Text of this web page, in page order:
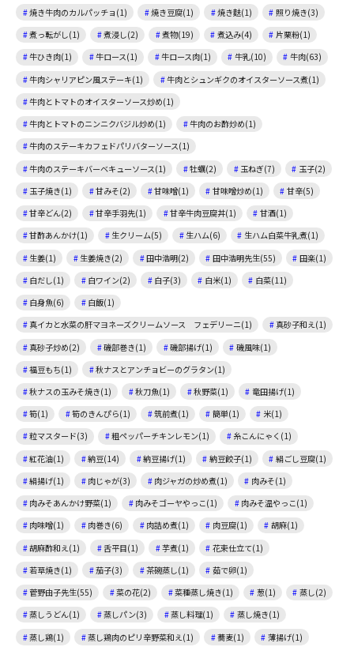
焼き牛肉のカルパッチョ(1) 焼き豆腐(1) 焼き麩(1)
照り焼き(3)
煮っ転がし(1)
煮浸し(2) 煮物(19) 煮込み(4)
片栗粉(1)
牛ひき肉(1)
牛ロース(1) 牛ロース肉(1) 牛乳(10)
牛肉(63)
牛肉シャリアピン風ステーキ(1)
牛肉とシュンギクのオイスターソース煮(1)
牛肉とトマトのオイスターソース炒め(1)
牛肉とトマトのニンニクバジル炒め(1)
牛肉のお酢炒め(1)
牛肉のステーキカフェドパリバターソース(1)
牛肉のステーキバーベキューソース(1)
牡蠣(2) 玉ねぎ(7)
玉子(2)
玉子焼き(1)
甘みそ(2) 甘味噌(1) 甘味噌炒め(1)
甘辛(5)
甘辛どん(2)
甘辛手羽先(1) 甘辛牛肉豆腐丼(1)
甘酒(1)
甘酢あんかけ(1)
生クリーム(5) 生ハム(6)
生ハム白菜牛乳煮(1)
生姜(1)
生姜焼き(2) 田中浩明(2) 田中浩明先生(55)
田楽(1)
白だし(1)
白ワイン(2) 白子(3) 白米(1)
白菜(11)
白身魚(6)
白飯(1)
真イカと水菜の肝マヨネーズクリームソース フェデリーニ(1)
真砂子和え(1)
真砂子炒め(2)
磯部巻き(1) 磯部揚げ(1)
磯風味(1)
福豆もち(1)
秋ナスとアンチョビーのグラタン(1)
秋ナスの玉みそ焼き(1)
秋刀魚(1) 秋野菜(1)
竜田揚げ(1)
筍(1)
筍のきんぴら(1) 筑前煮(1) 簡単(1)
米(1)
粒マスタード(3)
粗ペッパーチキンレモン(1)
糸こんにゃく(1)
紅花油(1)
納豆(14) 納豆揚げ(1) 納豆餃子(1)
絹ごし豆腐(1)
絹揚げ(1)
肉じゃが(3) 肉ジャガの炒め煮(1)
肉みそ(1)
肉みそあんかけ野菜(1)
肉みそゴーヤやっこ(1)
肉みそ温やっこ(1)
肉味噌(1)
肉巻き(6) 肉詰め煮(1) 肉豆腐(1)
胡麻(1)
胡麻酢和え(1)
舌平目(1) 芋煮(1)
花束仕立て(1)
若草焼き(1)
茄子(3) 茶碗蒸し(1)
茹で卵(1)
菅野由子先生(55)
菜の花(2) 菜種蒸し焼き(1) 葱(1)
蒸し(2)
蒸しうどん(1)
蒸しパン(3) 蒸し料理(1)
蒸し焼き(1)
蒸し鶏(1)
蒸し鶏肉のピリ辛野菜和え(1) 蕎麦(1)
薄揚げ(1)